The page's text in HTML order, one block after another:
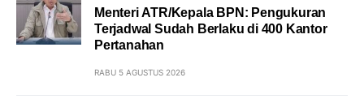
Menteri ATR/Kepala BPN: Pengukuran
Terjadwal Sudah Berlaku di 400 Kantor
Pertanahan
RABU 5 AGUSTUS 2026